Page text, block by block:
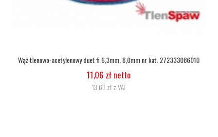
Wąż tlenowy fi 6,3
5,07 zł netto
6,24 zł z VAT